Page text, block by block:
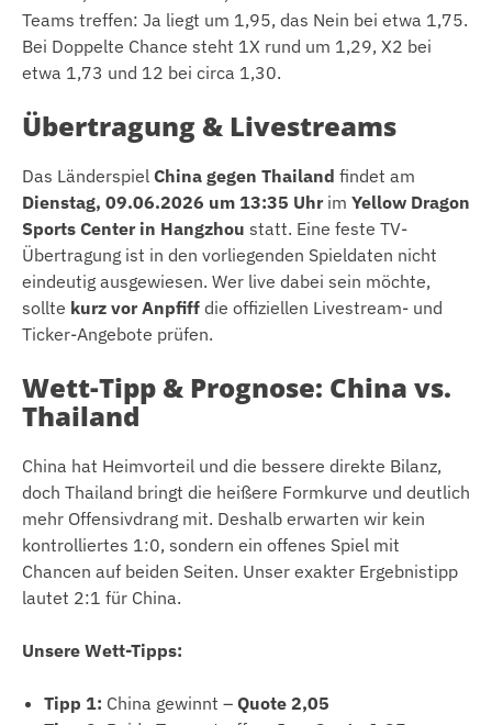
Teams treffen: Ja liegt um 1,95, das Nein bei etwa 1,75.
Bei Doppelte Chance steht 1X rund um 1,29, X2 bei
etwa 1,73 und 12 bei circa 1,30.
Übertragung & Livestreams
Das Länderspiel China gegen Thailand findet am
Dienstag, 09.06.2026 um 13:35 Uhr im Yellow Dragon
Sports Center in Hangzhou statt. Eine feste TV-
Übertragung ist in den vorliegenden Spieldaten nicht
eindeutig ausgewiesen. Wer live dabei sein möchte,
sollte kurz vor Anpfiff die offiziellen Livestream- und
Ticker-Angebote prüfen.
Wett-Tipp & Prognose: China vs.
Thailand
China hat Heimvorteil und die bessere direkte Bilanz,
doch Thailand bringt die heißere Formkurve und deutlich
mehr Offensivdrang mit. Deshalb erwarten wir kein
kontrolliertes 1:0, sondern ein offenes Spiel mit
Chancen auf beiden Seiten. Unser exakter Ergebnistipp
lautet 2:1 für China.
Unsere Wett-Tipps:
Tipp 1: China gewinnt – Quote 2,05